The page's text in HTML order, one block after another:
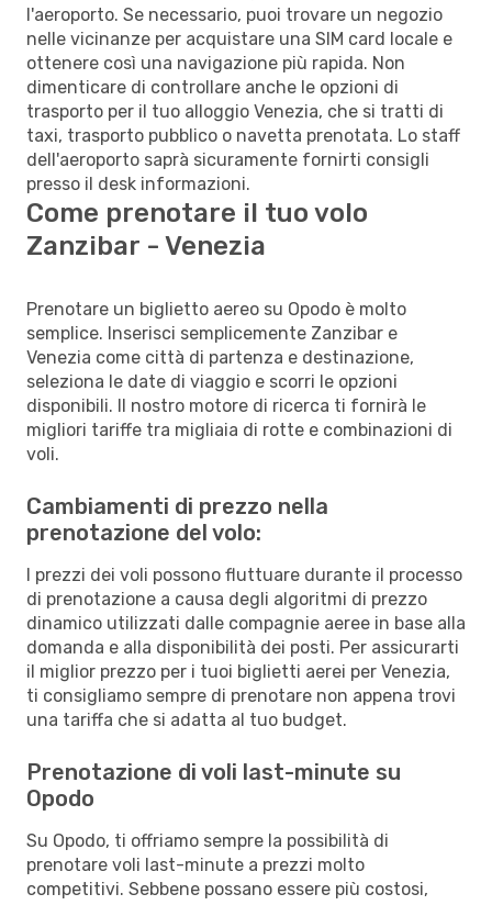
l'aeroporto. Se necessario, puoi trovare un negozio
nelle vicinanze per acquistare una SIM card locale e
ottenere così una navigazione più rapida. Non
dimenticare di controllare anche le opzioni di
trasporto per il tuo alloggio Venezia, che si tratti di
taxi, trasporto pubblico o navetta prenotata. Lo staff
dell'aeroporto saprà sicuramente fornirti consigli
presso il desk informazioni.
Come prenotare il tuo volo
Zanzibar - Venezia
Prenotare un biglietto aereo su Opodo è molto
semplice. Inserisci semplicemente Zanzibar e
Venezia come città di partenza e destinazione,
seleziona le date di viaggio e scorri le opzioni
disponibili. Il nostro motore di ricerca ti fornirà le
migliori tariffe tra migliaia di rotte e combinazioni di
voli.
Cambiamenti di prezzo nella
prenotazione del volo:
I prezzi dei voli possono fluttuare durante il processo
di prenotazione a causa degli algoritmi di prezzo
dinamico utilizzati dalle compagnie aeree in base alla
domanda e alla disponibilità dei posti. Per assicurarti
il miglior prezzo per i tuoi biglietti aerei per Venezia,
ti consigliamo sempre di prenotare non appena trovi
una tariffa che si adatta al tuo budget.
Prenotazione di voli last-minute su
Opodo
Su Opodo, ti offriamo sempre la possibilità di
prenotare voli last-minute a prezzi molto
competitivi. Sebbene possano essere più costosi,